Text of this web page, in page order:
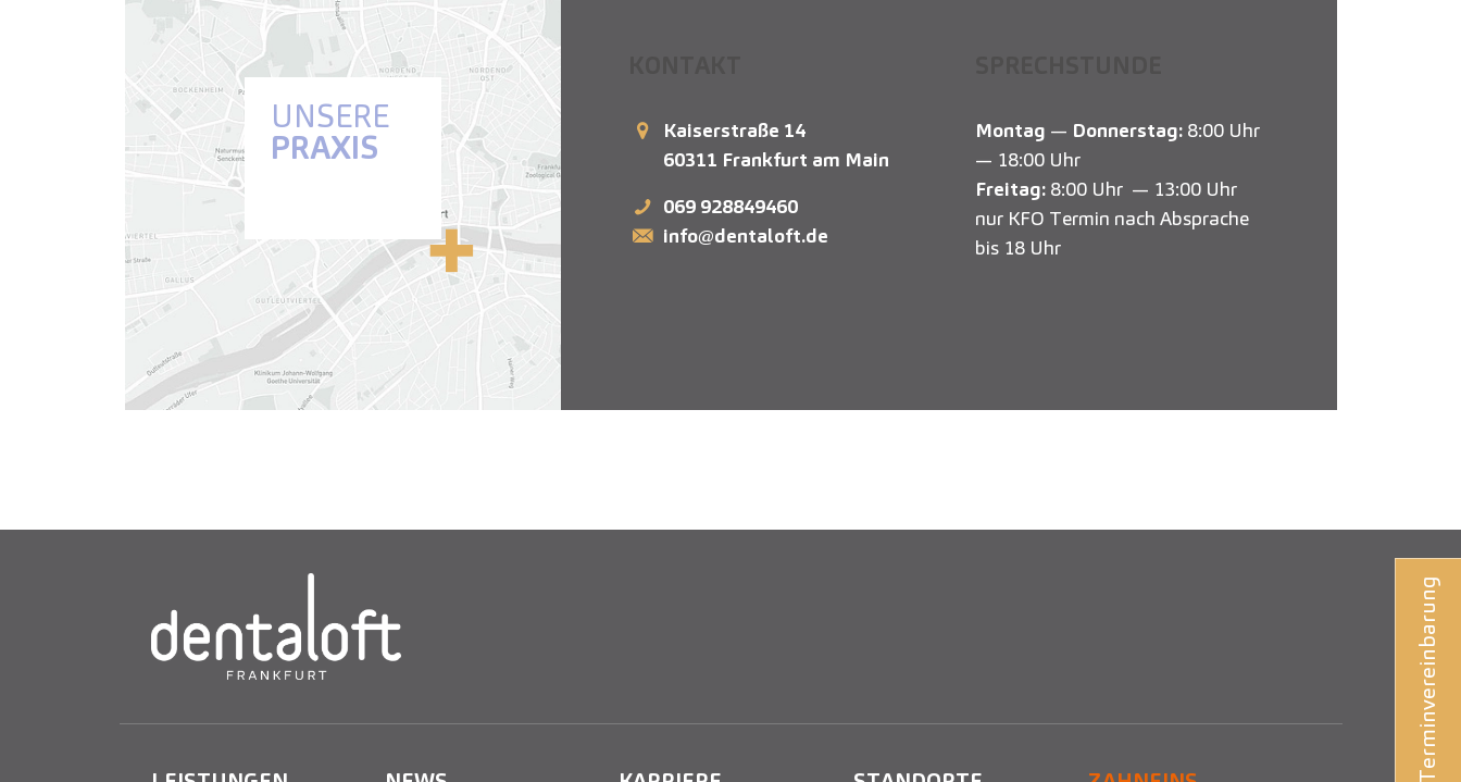
UNSERE
PRAXIS
Kaiserstraße 14
60311 Frankfurt am Main
069 928849460
info@dentaloft.de
Montag — Donnerstag:8:00 Uhr
— 18:00 Uhr
Freitag: 8:00 Uhr — 13:00 Uhr
nur KFO Termin nach Absprache
bis 18 Uhr
Terminvereinbarung